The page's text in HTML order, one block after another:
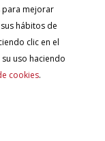
para mejorar
hábitos de
clic en el
uso haciendo
cookies.
normas
de concesión
proyectos de
de
de servicios
cargo al plan de
por la Unión